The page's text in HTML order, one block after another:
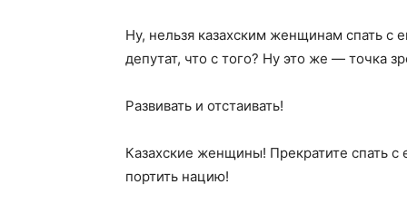
Ну, нельзя казахским женщинам спать с
депутат, что с того? Ну это же — точка
Развивать и отстаивать!
Казахские женщины! Прекратите спать
портить нацию!